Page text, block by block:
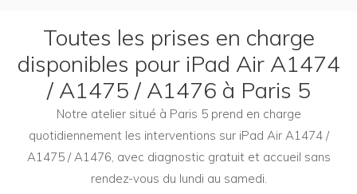
Toutes les prises en charge
disponibles pour iPad Air A1474
/ A1475 / A1476 à Paris 5
Notre atelier situé à Paris 5 prend en charge
quotidiennement les interventions sur iPad Air A1474 /
A1475 / A1476, avec diagnostic gratuit et accueil sans
rendez-vous du lundi au samedi.